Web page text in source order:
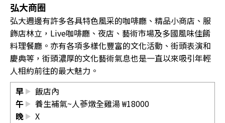
弘大商圈
弘大週邊有許多各具特色風采的咖啡廳、精品小商店、服
飾店林立，Live咖啡廳、夜店、藝術市場及多國風味佳餚
料理餐廳。亦有各項多樣化豐富的文化活動、街頭表演和
慶典等，街頭濃厚的文化藝術氣息也是一直以來吸引年輕
人相約前往的最大魅力。
早
飯店內
午
養生補氣~人蔘燉全雞湯 ₩18000
晚
X